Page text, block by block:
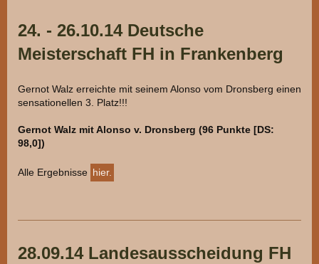
24. - 26.10.14 Deutsche
Meisterschaft FH in Frankenberg
Gernot Walz erreichte mit seinem Alonso vom Dronsberg einen
sensationellen 3. Platz!!!
Gernot Walz mit Alonso v. Dronsberg (96 Punkte [DS:
98,0])
Alle Ergebnisse hier.
28.09.14 Landesausscheidung FH